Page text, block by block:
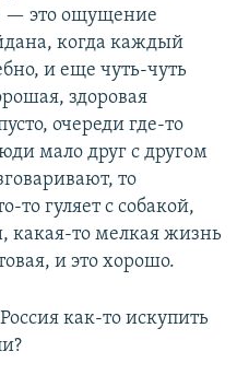
— это ощущение
когда каждый
и еще чуть-чуть
здоровая
очереди где-то
мало друг с другом
то
то гуляет с собакой,
какая-то мелкая жизнь
и это хорошо.
как-то искупить